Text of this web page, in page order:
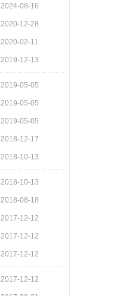
2024-08-16
2020-12-28
2020-02-11
2019-12-13
2019-05-05
2019-05-05
2019-05-05
2018-12-17
2018-10-13
2018-10-13
2018-08-18
2017-12-12
2017-12-12
2017-12-12
2017-12-12